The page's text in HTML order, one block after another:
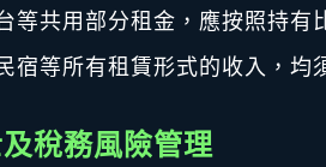
等共用部分租金，應按照持有
宿等所有租賃形式的收入，均
稅務風險管理